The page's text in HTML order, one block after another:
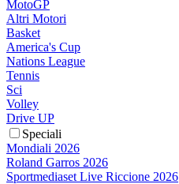
MotoGP
Altri Motori
Basket
America's Cup
Nations League
Tennis
Sci
Volley
Drive UP
Speciali
Mondiali 2026
Roland Garros 2026
Sportmediaset Live Riccione 2026